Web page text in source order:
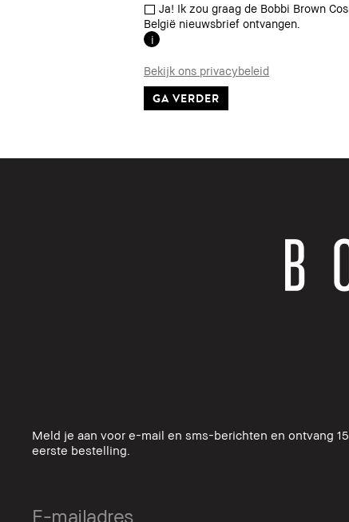
Ja! Ik zou graag de Bobbi Brown
België nieuwsbrief ontvangen.
i
Bekijk ons privacybeleid
Meld je aan voor e-mail en sms-berichten en ontvang
eerste bestelling.